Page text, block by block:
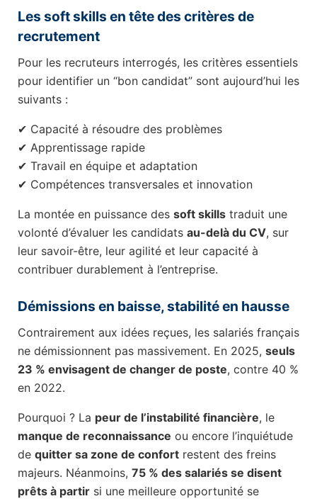
Les soft skills en tête des critères de
recrutement
Pour les recruteurs interrogés, les critères essentiels
pour identifier un “bon candidat” sont aujourd’hui les
suivants :
✔ Capacité à résoudre des problèmes
✔ Apprentissage rapide
✔ Travail en équipe et adaptation
✔ Compétences transversales et innovation
La montée en puissance des soft skills traduit une
volonté d’évaluer les candidats au-delà du CV, sur
leur savoir-être, leur agilité et leur capacité à
contribuer durablement à l’entreprise.
Démissions en baisse, stabilité en hausse
Contrairement aux idées reçues, les salariés français
ne démissionnent pas massivement. En 2025, seuls
23 % envisagent de changer de poste, contre 40 %
en 2022.
Pourquoi ? La peur de l’instabilité financière, le
manque de reconnaissance ou encore l’inquiétude
de quitter sa zone de confort restent des freins
majeurs. Néanmoins, 75 % des salariés se disent
prêts à partir si une meilleure opportunité se